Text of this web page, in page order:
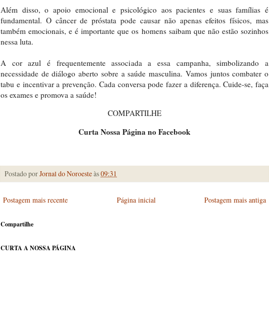
Além disso, o apoio emocional e psicológico aos pacientes e suas famílias é
fundamental. O câncer de próstata pode causar não apenas efeitos físicos, mas
também emocionais, e é importante que os homens saibam que não estão sozinhos
nessa luta.
A cor azul é frequentemente associada a essa campanha, simbolizando a
necessidade de diálogo aberto sobre a saúde masculina. Vamos juntos combater o
tabu e incentivar a prevenção. Cada conversa pode fazer a diferença. Cuide-se, faça
os exames e promova a saúde!
COMPARTILHE
Curta Nossa Página no Facebook
Postado porJornal do Noroesteàs09:31
Postagem mais recente Postagem mais antiga
Página inicial
Compartilhe
CURTA A NOSSA PÁGINA